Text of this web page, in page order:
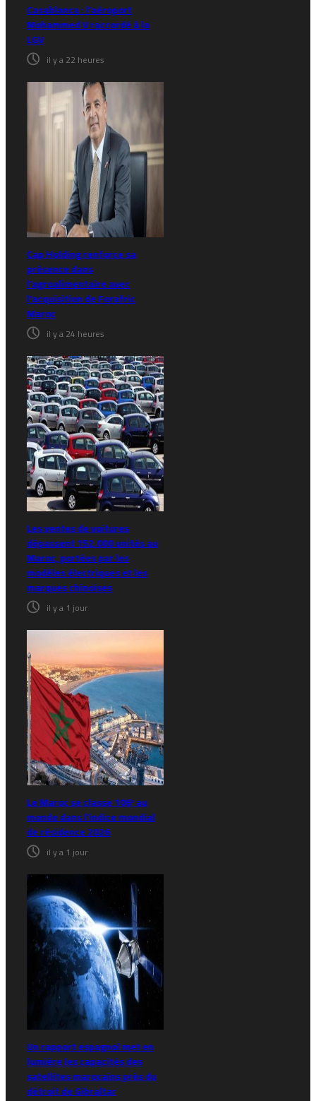
Casablanca : l’aéroport
Mohammed V raccordé à la
LGV
il y a 22 heures
Cap Holding renforce sa
présence dans
l’agroalimentaire avec
l’acquisition de Forafric
Maroc
il y a 24 heures
Les ventes de voitures
dépassent 152.000 unités au
Maroc, portées par les
modèles électriques et les
marques chinoises
il y a 1 jour
Le Maroc se classe 106ᵉ au
monde dans l’indice mondial
de résidence 2026
il y a 1 jour
Un rapport espagnol met en
lumière les capacités des
satellites marocains près du
détroit de Gibraltar